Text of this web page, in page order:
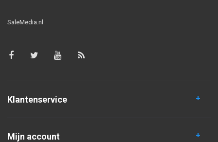
SaleMedia.nl
Klantenservice
Mijn account